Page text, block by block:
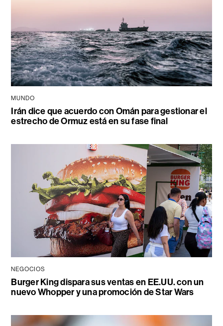
MUNDO
Irán dice que acuerdo con Omán para gestionar el
estrecho de Ormuz está en su fase final
NEGOCIOS
Burger King dispara sus ventas en EE.UU. con un
nuevo Whopper y una promoción de Star Wars